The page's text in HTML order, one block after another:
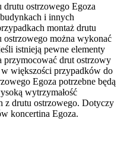
drutu ostrzowego Egoza
i innych
montaż drutu
ostrzowego można wykonać
istnieją pewne elementy
przymocować drut ostrzowy
w większości przypadków do
Egoza potrzebne będą
wytrzymałość
z drutu ostrzowego. Dotyczy
koncertina Egoza.